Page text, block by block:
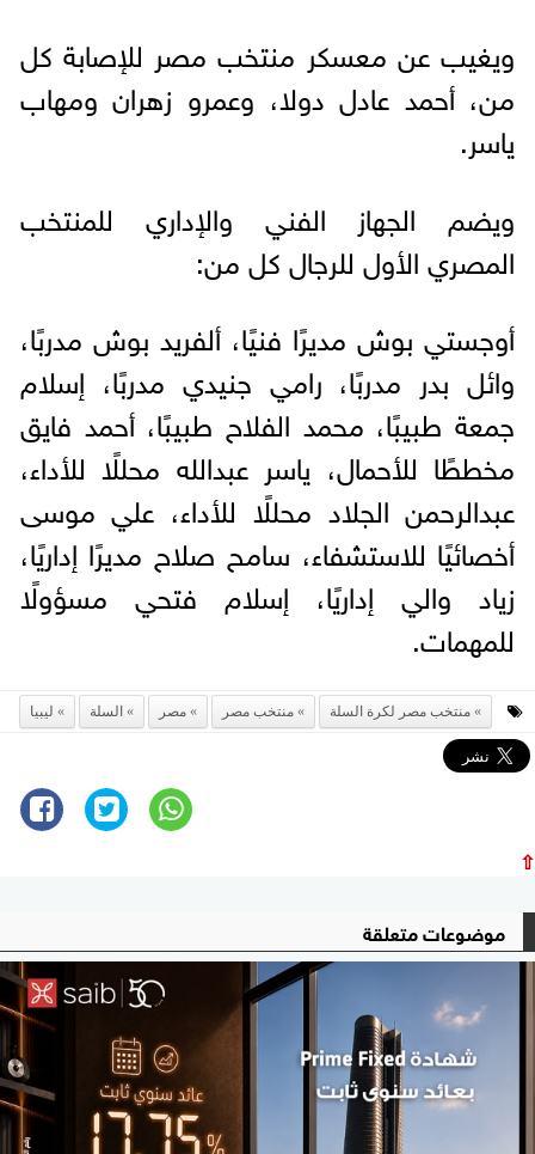
ويغيب عن معسكر منتخب مصر للإصابة كل
من، أحمد عادل دولا، وعمرو زهران ومهاب
ياسر.
ويضم الجهاز الفني والإداري للمنتخب
المصري الأول للرجال كل من:
أوجستي بوش مديرًا فنيًا، ألفريد بوش مدربًا،
وائل بدر مدربًا، رامي جنيدي مدربًا، إسلام
جمعة طبيبًا، محمد الفلاح طبيبًا، أحمد فايق
مخططًا للأحمال، ياسر عبدالله محللًا للأداء،
عبدالرحمن الجلاد محللًا للأداء، علي موسى
أخصائيًا للاستشفاء، سامح صلاح مديرًا إداريًا،
زياد والي إداريًا، إسلام فتحي مسؤولًا
للمهمات.
منتخب مصر لكرة السلة منتخب مصر مصر السلة ليبيا
⇧
موضوعات متعلقة